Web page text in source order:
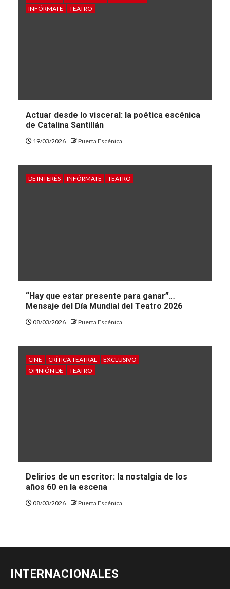
INFÓRMATE
TEATRO
Actuar desde lo visceral: la poética escénica
de Catalina Santillán
19/03/2026 Puerta Escénica
DE INTERÉS INFÓRMATE TEATRO
“Hay que estar presente para ganar”…
Mensaje del Día Mundial del Teatro 2026
08/03/2026 Puerta Escénica
CINE CRÍTICA TEATRAL
EXCLUSIVO
OPINIÓN DE
TEATRO
Delirios de un escritor: la nostalgia de los
años 60 en la escena
08/03/2026 Puerta Escénica
INTERNACIONALES